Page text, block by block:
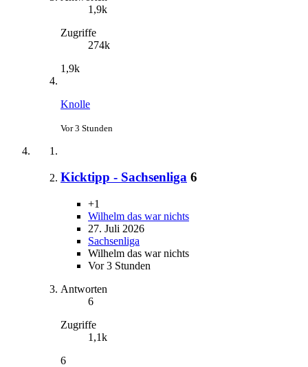
1,9k
Zugriffe
274k
1,9k
Knolle
Vor 3 Stunden
Kicktipp - Sachsenliga 6
+1
Wilhelm das war nichts
27. Juli 2026
Sachsenliga
Wilhelm das war nichts
Vor 3 Stunden
Antworten
6
Zugriffe
1,1k
6